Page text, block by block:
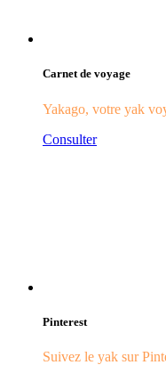
Carnet de voyage
Yakago, votre yak
Consulter
Pinterest
Suivez le yak sur